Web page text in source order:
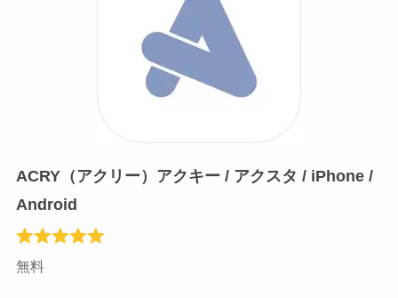
ACRY（アクリー）アクキー / アクスタ / iPhone /
Android
無料